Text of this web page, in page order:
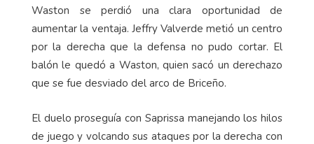
Waston se perdió una clara oportunidad de
aumentar la ventaja. Jeffry Valverde metió un centro
por la derecha que la defensa no pudo cortar. El
balón le quedó a Waston, quien sacó un derechazo
que se fue desviado del arco de Briceño.
El duelo proseguía con Saprissa manejando los hilos
de juego y volcando sus ataques por la derecha con